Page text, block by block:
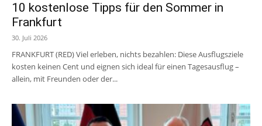
10 kostenlose Tipps für den Sommer in
Frankfurt
30. Juli 2026
FRANKFURT (RED) Viel erleben, nichts bezahlen: Diese Ausflugsziele
kosten keinen Cent und eignen sich ideal für einen Tagesausflug –
allein, mit Freunden oder der...